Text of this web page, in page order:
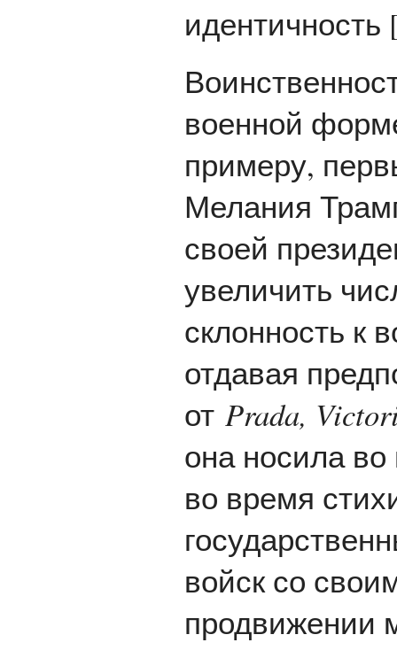
военной
примеру,
Мелания
своей
увеличить
склонность к
отдавая
от Prada,
она носила
во время
войск со
продвижении